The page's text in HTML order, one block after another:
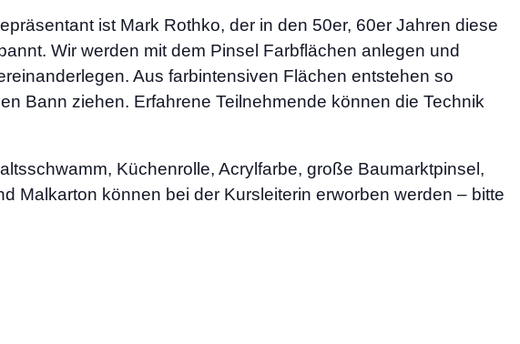
ist Mark Rothko, der in den 50er, 60er Jahren diese
Wir werden mit dem Pinsel Farbflächen anlegen und
Aus farbintensiven Flächen entstehen so
Bann ziehen. Erfahrene Teilnehmende können die Technik
Küchenrolle, Acrylfarbe, große Baumarktpinsel,
Malkarton können bei der Kursleiterin erworben werden – bitte